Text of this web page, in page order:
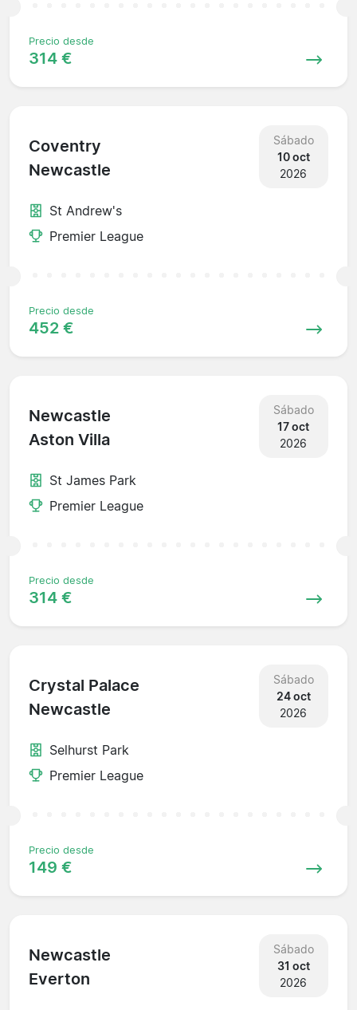
Precio desde
314 €
Coventry
Newcastle
Sábado
10 oct
2026
St Andrew's
Premier League
Precio desde
452 €
Newcastle
Aston Villa
Sábado
17 oct
2026
St James Park
Premier League
Precio desde
314 €
Crystal Palace
Newcastle
Sábado
24 oct
2026
Selhurst Park
Premier League
Precio desde
149 €
Newcastle
Everton
Sábado
31 oct
2026